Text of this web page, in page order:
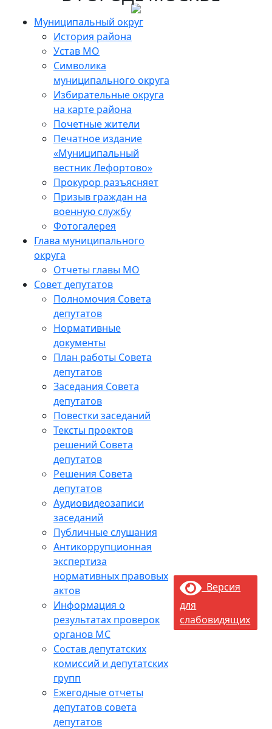
Муниципальный округ
История района
Устав МО
Символика
муниципального округа
Избирательные округа
на карте района
Почетные жители
Печатное издание
«Муниципальный
вестник Лефортово»
Прокурор разъясняет
Призыв граждан на
военную службу
Фотогалерея
Глава муниципального
округа
Отчеты главы МО
Совет депутатов
Полномочия Совета
депутатов
Нормативные
документы
План работы Совета
депутатов
Заседания Cовета
депутатов
Повестки заседаний
Тексты проектов
решений Совета
депутатов
Решения Совета
депутатов
Аудиовидеозаписи
заседаний
Публичные слушания
Антикоррупционная
экспертиза
нормативных правовых
актов
Информация о
результатах проверок
органов МС
Состав депутатских
комиссий и депутатских
групп
Ежегодные отчеты
депутатов совета
депутатов
Версия
для
слабовидящих